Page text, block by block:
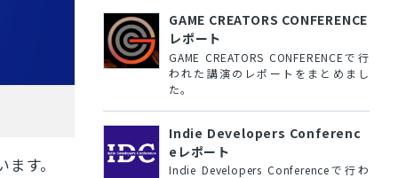
す。
GAME CREATORS CONFERENCE
レポート
GAME CREATORS CONFERENCEで行
われた講演のレポートをまとめまし
た。
Indie Developers Conferenc
eレポート
Indie Developers Conferenceで行わ